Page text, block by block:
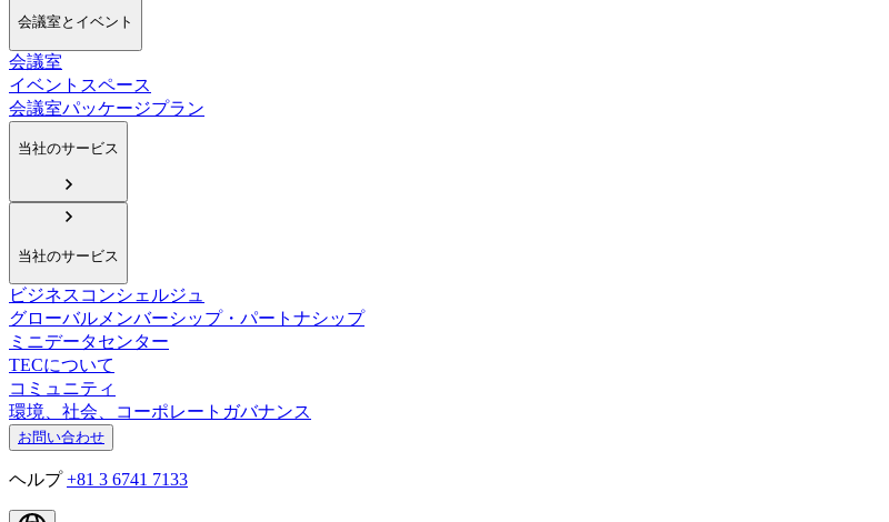
会議室とイベント
会議室
イベントスペース
会議室パッケージプラン
当社のサービス
当社のサービス
ビジネスコンシェルジュ
グローバルメンバーシップ・パートナシップ
ミニデータセンター
TECについて
コミュニティ
環境、社会、コーポレートガバナンス
お問い合わせ
ヘルプ +81 3 6741 7133